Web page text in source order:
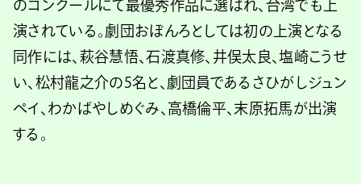
のコンクールにて最優秀作品に選ばれ、台湾でも上
演されている。劇団おぼんろとしては初の上演となる
同作には、萩谷慧悟、石渡真修、井俣太良、塩崎こうせ
い、松村龍之介の5名と、劇団員であるさひがしジュン
ペイ、わかばやしめぐみ、高橋倫平、末原拓馬が出演
する。